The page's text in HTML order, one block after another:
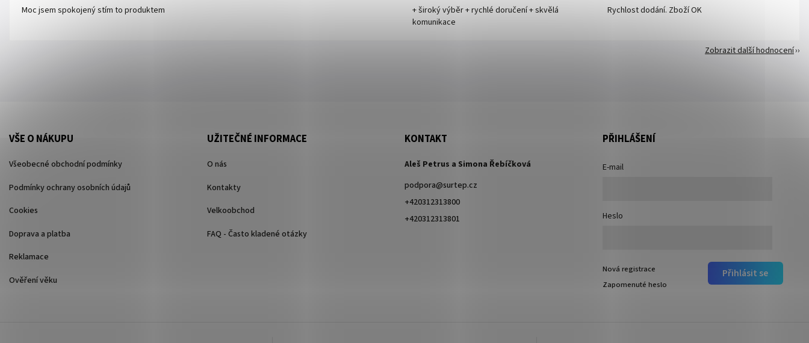
Moc jsem spokojený stím to produktem
+ široký výběr + rychlé doručení + skvělá
komunikace
Rychlost dodání. Zboží OK
Zobrazit další hodnocení
VŠE O NÁKUPU
Všeobecné obchodní podmínky
Podmínky ochrany osobních údajů
Cookies
Doprava a platba
Reklamace
Ověření věku
UŽITEČNÉ INFORMACE
O nás
Kontakty
Velkoobchod
FAQ - Často kladené otázky
KONTAKT
Aleš Petrus a Simona Řebíčková
podpora@surtep.cz
+420312313800
+420312313801
PŘIHLÁŠENÍ
E-mail
Heslo
Přihlásit se
Nová registrace
Zapomenuté heslo